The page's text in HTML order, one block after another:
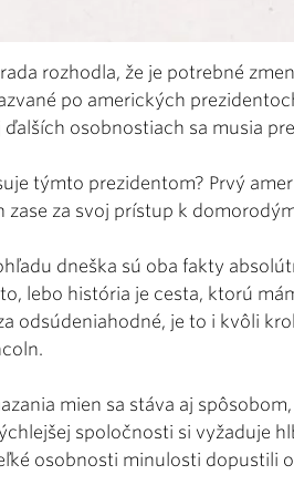
rozhodla, že je potrebné
po amerických
ďalších osobnostiach sa musia
týmto prezidentom? Prvý
zase za svoj prístup k
dneška sú oba fakty
lebo história je cesta, ktorú
odsúdeniahodné, je to i kvôli
mien sa stáva aj
spoločnosti si vyžaduje
osobnosti minulosti dopustili